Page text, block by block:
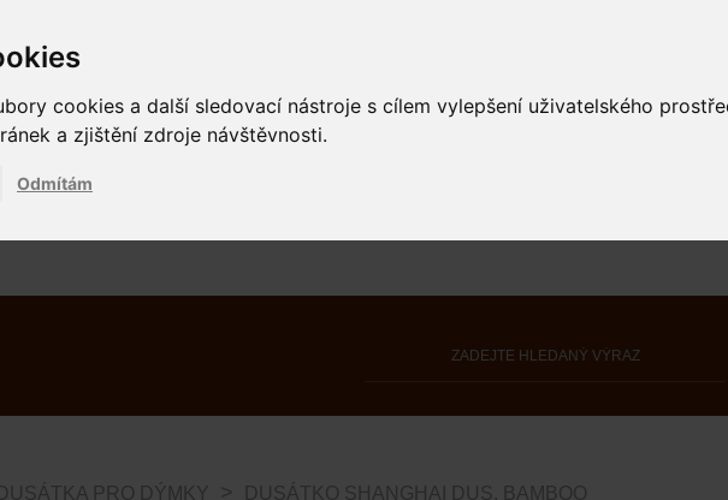
cookies a další sledovací nástroje s cílem vylepšení uživatelského
a zjištění zdroje návštěvnosti.
Odmítám
DUSÁTKA PRO DÝMKY DUSÁTKO SHANGHAI DUS. BAMBOO